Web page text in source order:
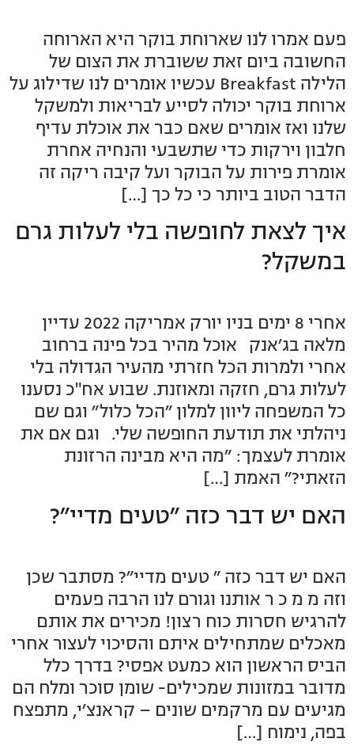
פעם אמרו לנו שארוחת בוקר היא הארוחה
החשובה ביום זאת ששוברת את הצום של
הלילה Breakfast עכשיו אומרים לנו שדילוג על
ארוחת בוקר יכולה לסייע לבריאות ולמשקל
שלנו ואז אומרים שאם כבר את אוכלת עדיף
חלבון וירקות כדי שתשבעי והנחיה אחרת
אומרת פירות על הבוקר ועל קיבה ריקה זה
הדבר הטוב ביותר כי כל כך […]
איך לצאת לחופשה בלי לעלות גרם
במשקל?
אחרי 8 ימים בניו יורק אמריקה 2022 עדיין
מלאה בג׳אנק אוכל מהיר בכל פינה ברחוב
אחרי ולמרות הכל חזרתי מהעיר הגדולה בלי
לעלות גרם, חזקה ומאוזנת. שבוע אח"כ נסענו
כל המשפחה ליוון למלון ״הכל כלול״ וגם שם
ניהלתי את תודעת החופשה שלי. וגם אם את
אומרת לעצמך: ״מה היא מבינה הרזונת
הזאתי?״ האמת […]
האם יש דבר כזה ״טעים מדיי״?
האם יש דבר כזה ״ טעים מדיי״? מסתבר שכן
וזה מ מ כ ר אותנו וגורם לנו הרבה פעמים
להרגיש חסרות כוח רצון! מכירים את אותם
מאכלים שמתחילים איתם והסיכוי לעצור אחרי
הביס הראשון הוא כמעט אפסי? בדרך כלל
מדובר במזונות שמכילים- שומן סוכר ומלח הם
מגיעים עם מרקמים שונים – קראנצ׳י, מתפצח
בפה, נימוח […]